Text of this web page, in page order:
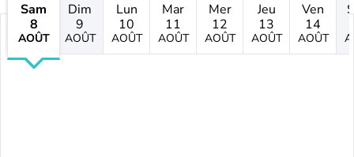
Sam
8
AOÛT
Dim
9
AOÛT
Lun
10
AOÛT
Mar
11
AOÛT
Mer
12
AOÛT
Jeu
13
AOÛT
Ven
14
AOÛT